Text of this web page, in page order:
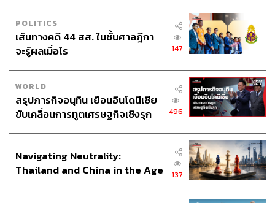
POLITICS
เส้นทางคดี 44 สส. ในชั้นศาลฎีกา
จะรู้ผลเมื่อไร
147
WORLD
สรุปภารกิจอนุทิน เยือนอินโดนีเซีย
ขับเคลื่อนการทูตเศรษฐกิจเชิงรุก
496
Navigating Neutrality:
Thailand and China in the Age
137